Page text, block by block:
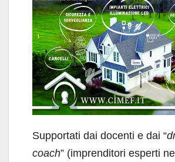
Supportati dai docenti e dai “
coach” (imprenditori esperti